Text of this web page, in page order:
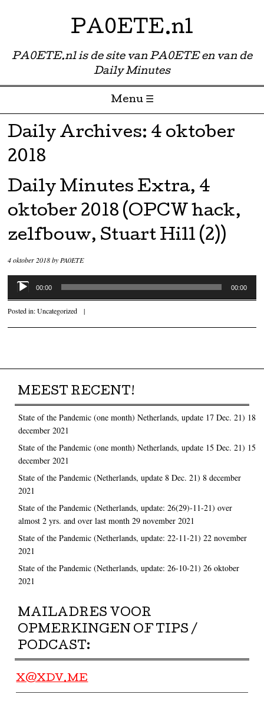
PA0ETE.nl
PA0ETE.nl is de site van PA0ETE en van de
Daily Minutes
Menu ☰
Skip to content
Daily Archives: 4 oktober
2018
Daily Minutes Extra, 4
oktober 2018 (OPCW hack,
zelfbouw, Stuart Hill (2))
4 oktober 2018byPA0ETE
Audiospeler
00:00 00:00
Posted in:Uncategorized |
MEEST RECENT!
State of the Pandemic (one month) Netherlands, update 17 Dec. 21) 18
december 2021
State of the Pandemic (one month) Netherlands, update 15 Dec. 21) 15
december 2021
State of the Pandemic (Netherlands, update 8 Dec. 21) 8 december
2021
State of the Pandemic (Netherlands, update: 26(29)-11-21) over
almost 2 yrs. and over last month 29 november 2021
State of the Pandemic (Netherlands, update: 22-11-21) 22 november
2021
State of the Pandemic (Netherlands, update: 26-10-21) 26 oktober
2021
MAILADRES VOOR
OPMERKINGEN OF TIPS /
PODCAST:
X@XDV.ME